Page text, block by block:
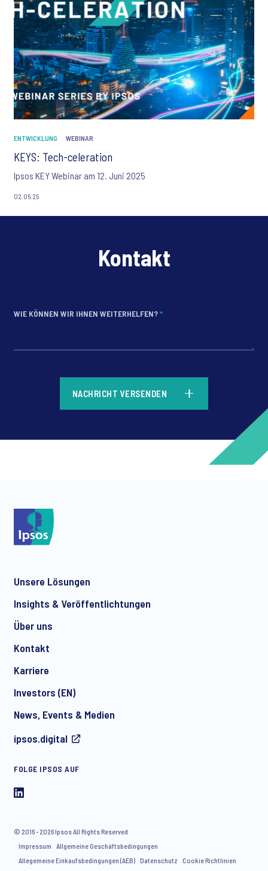
ENTWICKLUNG WEBINAR
KEYS: Tech-celeration
Ipsos KEY Webinar am 12. Juni 2025
02.06.25
Kontakt
WIE KÖNNEN WIR IHNEN WEITERHELFEN?*
communication about products and services including
withdraw your consent at any time with effect for the future.
NACHRICHT VERSENDEN
Unsere Lösungen
Insights & Veröffentlichtungen
Über uns
Kontakt
Karriere
Investors (EN)
News, Events & Medien
ipsos.digital
FOLGE IPSOS AUF
© 2016 - 2026 Ipsos All Rights Reserved
Impressum
Allgemeine Geschäftsbedingungen
Allegemeine Einkaufsbedingungen (AEB) Datenschutz
Cookie Richtlinien